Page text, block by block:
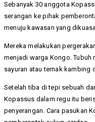
Sebanyak 30 anggota
serangan ke pihak
menuju kawasan yang
Mereka melakukan
menjadi warga Kongo.
sayuran atau ternak kambing
Setelah tiba di tepi sebuah
Kopassus dalam regu itu
penyerangan. Cara pasukan